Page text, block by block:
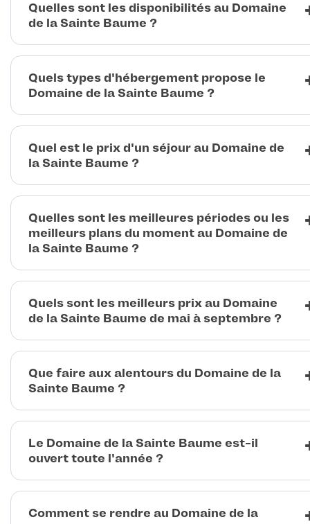
Quelles sont les disponibilités au Domaine
de la Sainte Baume ?
Quels types d'hébergement propose le
Domaine de la Sainte Baume ?
Quel est le prix d'un séjour au Domaine de
la Sainte Baume ?
Quelles sont les meilleures périodes ou les
meilleurs plans du moment au Domaine de
la Sainte Baume ?
Quels sont les meilleurs prix au Domaine
de la Sainte Baume de mai à septembre ?
Que faire aux alentours du Domaine de la
Sainte Baume ?
Le Domaine de la Sainte Baume est-il
ouvert toute l'année ?
Comment se rendre au Domaine de la